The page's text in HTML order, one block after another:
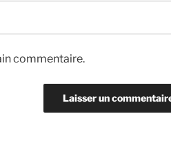
commentaire.